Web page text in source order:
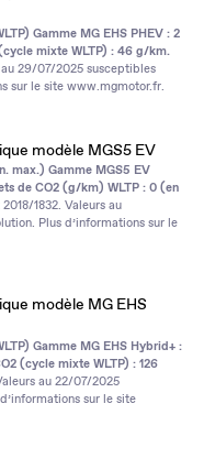
Gamme MG EHS PHEV : 2
mixte WLTP) : 46 g/km.
au 29/07/2025 susceptibles
sur le site www.mgmotor.fr.
modèle MGS5 EV
max.) Gamme MGS5 EV
de CO2 (g/km) WLTP : 0 (en
1832. Valeurs au
Plus d’informations sur le
modèle MG EHS
Gamme MG EHS Hybrid+ :
(cycle mixte WLTP) : 126
au 22/07/2025
sur le site